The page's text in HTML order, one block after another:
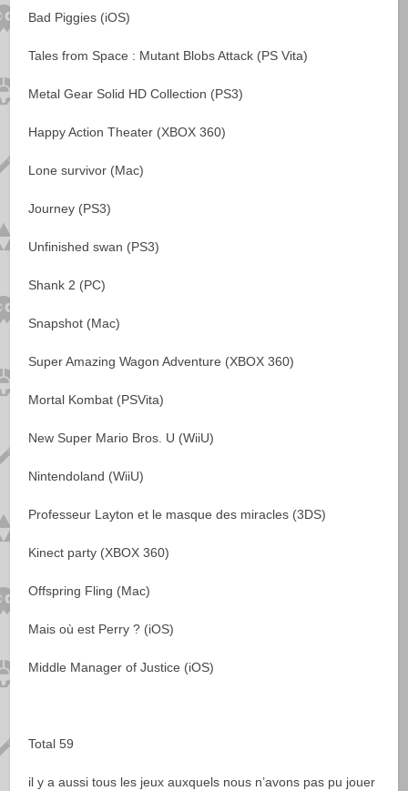
Bad Piggies (iOS)
Tales from Space : Mutant Blobs Attack (PS Vita)
Metal Gear Solid HD Collection (PS3)
Happy Action Theater (XBOX 360)
Lone survivor (Mac)
Journey (PS3)
Unfinished swan (PS3)
Shank 2 (PC)
Snapshot (Mac)
Super Amazing Wagon Adventure (XBOX 360)
Mortal Kombat (PSVita)
New Super Mario Bros. U (WiiU)
Nintendoland (WiiU)
Professeur Layton et le masque des miracles (3DS)
Kinect party (XBOX 360)
Offspring Fling (Mac)
Mais où est Perry ? (iOS)
Middle Manager of Justice (iOS)
Total 59
il y a aussi tous les jeux auxquels nous n’avons pas pu jouer